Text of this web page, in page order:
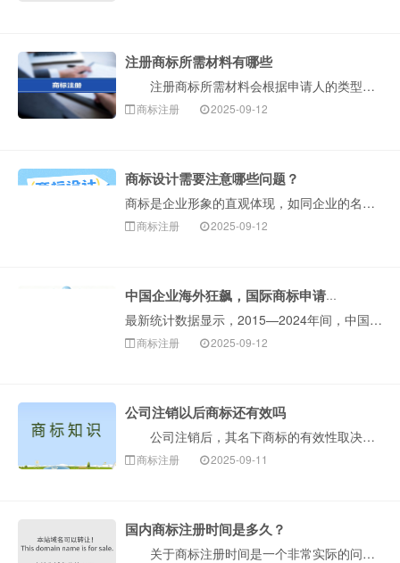
注册商标所需材料有哪些
注册商标所需材料会根据申请人的类型（公司或个人）有所不同。以下是构卓企服整理的详细清单和说明，您可以对照准备。 一、核心必备材料 1.商标图样···
商标注册 2025-09-12
商标设计需要注意哪些问题？
商标是企业形象的直观体现，如同企业的名片。一个设计独特、与企业理念相符的商标，能迅速吸引消费者注意力，在同质化严重的市场中，商标是企业区分自身产品或服···
商标注册 2025-09-12
中国企业海外狂飙，国际商标申请保持全球第一！
最新统计数据显示，2015—2024年间，中国申请人海外商标申请的年均增速约29%。截至统计时，2024年，中国海外商标申请约31.5万件···
商标注册 2025-09-12
公司注销以后商标还有效吗
公司注销后，其名下商标的有效性取决于注销前的处置方式及后续法律程序。以下是构卓企服介绍关键法律要点及实务操作指引： 一、基础规则：公司注销≠商标···
商标注册 2025-09-11
国内商标注册时间是多久？
关于商标注册时间是一个非常实际的问题。国内商标注册的整个流程，如果一切顺利，通常需要6至9个月左右。但是，这个时间受到多种因素影响，下面构卓企服为···